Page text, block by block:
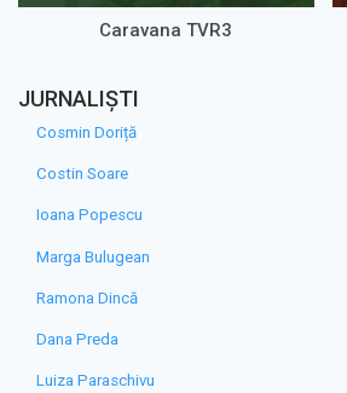
Caravana TVR3
JURNALIȘTI
Cosmin Doriță
Costin Soare
Ioana Popescu
Marga Bulugean
Ramona Dincă
Dana Preda
Luiza Paraschivu